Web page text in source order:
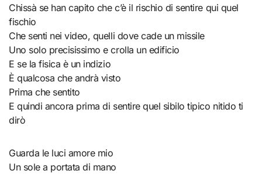
Chissà se han capito che c’è il rischio di sentire qui quel
fischio
Che senti nei video, quelli dove cade un missile
Uno solo precisissimo e crolla un edificio
E se la fisica è un indizio
È qualcosa che andrà visto
Prima che sentito
E quindi ancora prima di sentire quel sibilo tipico nitido ti
dirò
Guarda le luci amore mio
Un sole a portata di mano